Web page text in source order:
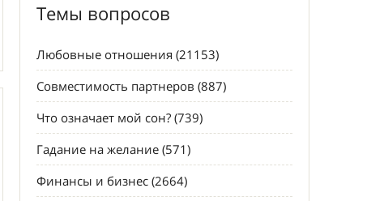
Темы вопросов
Любовные отношения (21153)
Совместимость партнеров (887)
Что означает мой сон? (739)
Гадание на желание (571)
Финансы и бизнес (2664)